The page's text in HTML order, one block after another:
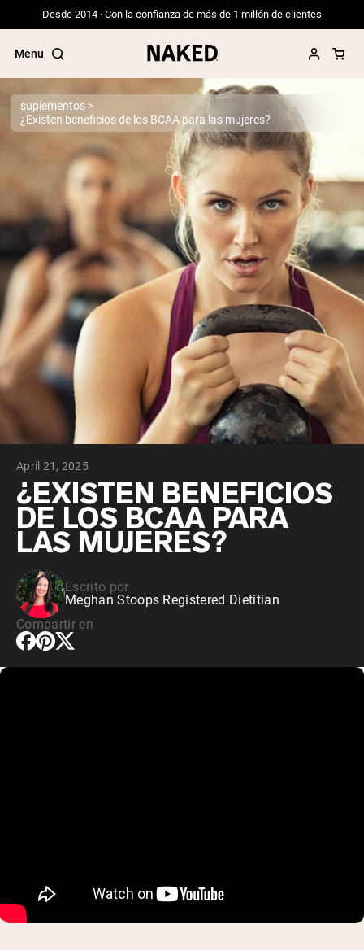
Desde 2014 · Con la confianza de más de 1 millón de clientes
Menu
Términos de Búsqueda Populares
”Protein Powder“
”Overnight Oats“
”Vegan protein“
”Collagen“
”Micellar Casein“
suplementos
¿Existen beneficios de los BCAA para las mujeres?
April 21, 2025
¿EXISTEN BENEFICIOS
DE LOS BCAA PARA
LAS MUJERES?
Escrito por
Meghan Stoops Registered Dietitian
Compartir en